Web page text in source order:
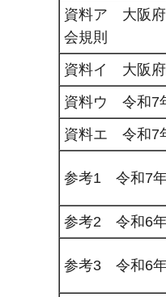
資料ア 大阪府
会規則
資料イ 大阪府
資料ウ 令和7
資料エ 令和7
参考1 令和7
参考2 令和6年
参考3 令和6年